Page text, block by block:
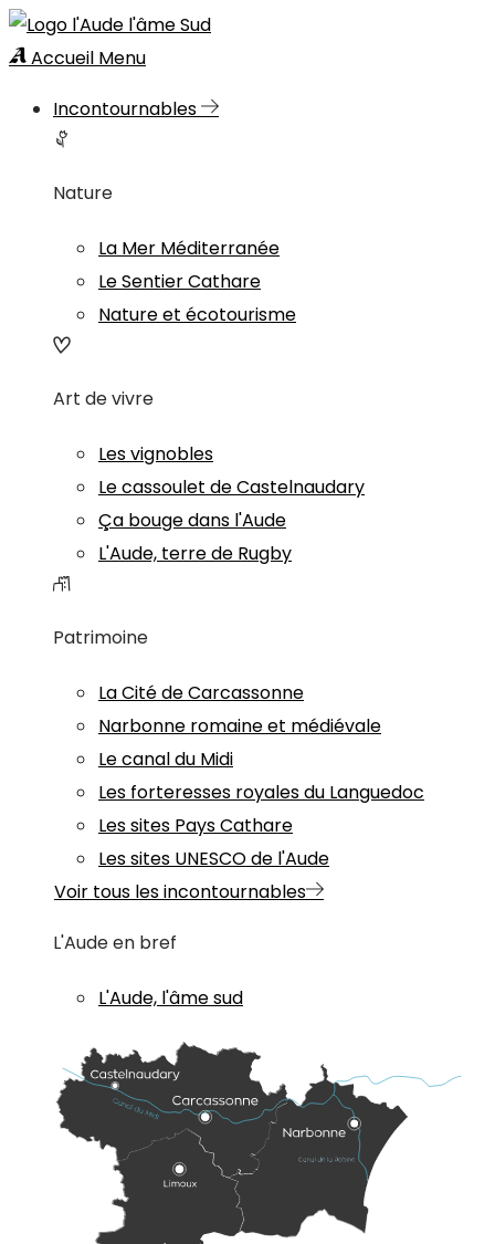
Accueil Menu
Incontournables
Nature
La Mer Méditerranée
Le Sentier Cathare
Nature et écotourisme
Art de vivre
Les vignobles
Le cassoulet de Castelnaudary
Ça bouge dans l'Aude
L'Aude, terre de Rugby
Patrimoine
La Cité de Carcassonne
Narbonne romaine et médiévale
Le canal du Midi
Les forteresses royales du Languedoc
Les sites Pays Cathare
Les sites UNESCO de l'Aude
Voir tous les incontournables
L'Aude en bref
L'Aude, l'âme sud